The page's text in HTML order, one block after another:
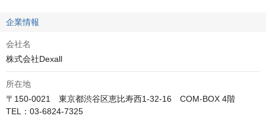
企業情報
会社名
株式会社Dexall
所在地
〒150-0021　東京都渋谷区恵比寿西1-32-16　COM-BOX 4階
TEL：03-6824-7325